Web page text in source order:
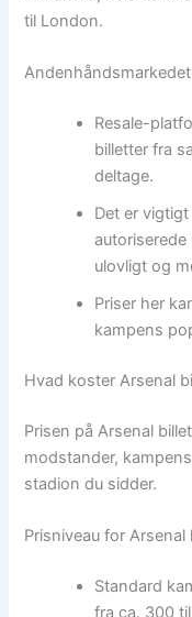
til London.
Resale-
billetter fra
deltage.
Det er
ulovligt og
Priser her
kampens
Hvad koster Arsenal
Prisen på Arsenal
modstander,
stadion du sidder.
Prisniveau for
Standard
fra ca. 300